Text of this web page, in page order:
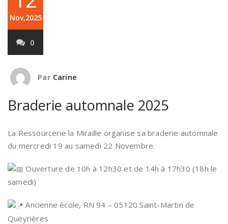
Nov,2025
0
Par Carine
Braderie automnale 2025
La Ressourcerie la Miraille organise sa braderie automnale
du mercredi 19 au samedi 22 Novembre.
Ouverture de 10h à 12h30 et de 14h à 17h30 (18h le
samedi)
Ancienne école, RN 94 – 05120 Saint-Martin de
Queyrières